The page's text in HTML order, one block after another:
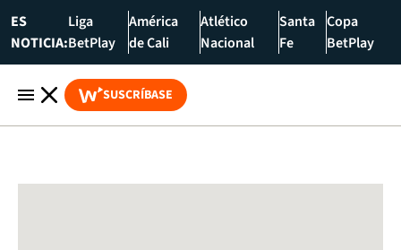
ES
NOTICIA:
Liga
BetPlay
América
de Cali
Atlético
Nacional
Santa
Fe
Copa
BetPlay
SUSCRÍBASE